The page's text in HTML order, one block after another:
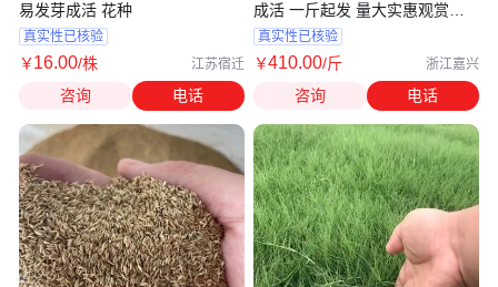
易发芽成活 花种
真实性已核验
￥16.00/株 江苏宿迁
咨询 电话
成活 一斤起发 量大实惠观赏波
斯菊
真实性已核验
￥410.00/斤 浙江嘉兴
咨询 电话